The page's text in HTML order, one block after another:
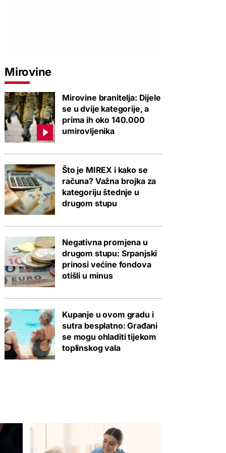
Mirovine
Mirovine branitelja: Dijele
se u dvije kategorije, a
prima ih oko 140.000
umirovljenika
Što je MIREX i kako se
računa? Važna brojka za
kategoriju štednje u
drugom stupu
Negativna promjena u
drugom stupu: Srpanjski
prinosi većine fondova
otišli u minus
Kupanje u ovom gradu i
sutra besplatno: Građani
se mogu ohladiti tijekom
toplinskog vala